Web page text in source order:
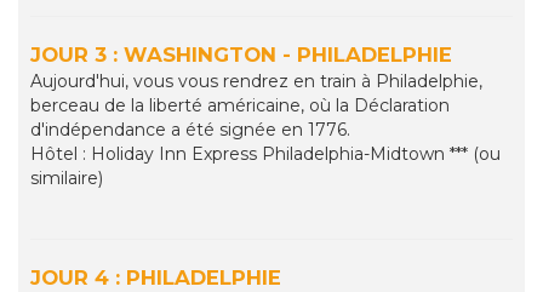
JOUR 3 : WASHINGTON - PHILADELPHIE
Aujourd'hui, vous vous rendrez en train à Philadelphie,
berceau de la liberté américaine, où la Déclaration
d'indépendance a été signée en 1776.
Hôtel : Holiday Inn Express Philadelphia-Midtown *** (ou
similaire)
JOUR 4 : PHILADELPHIE